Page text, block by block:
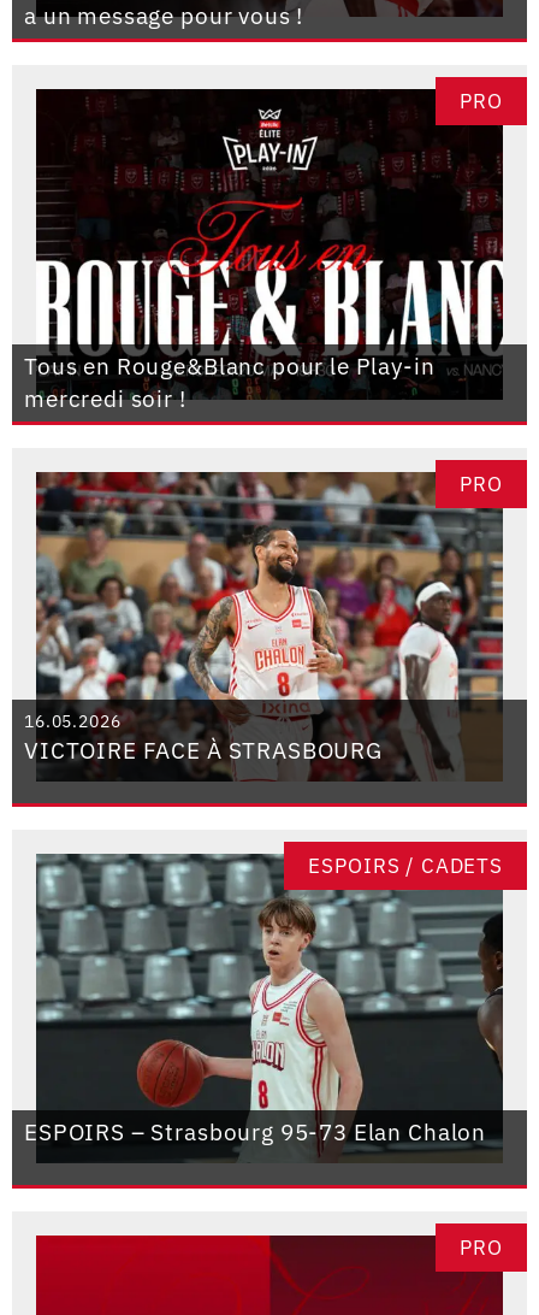
a un message pour vous !
PRO
Tous en Rouge&Blanc pour le Play-in
mercredi soir !
PRO
16.05.2026
VICTOIRE FACE À STRASBOURG
ESPOIRS / CADETS
ESPOIRS – Strasbourg 95-73 Elan Chalon
PRO